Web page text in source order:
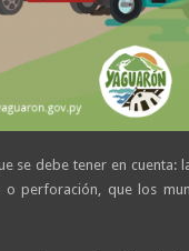
se debe tener en cuenta:
o perforación, que los